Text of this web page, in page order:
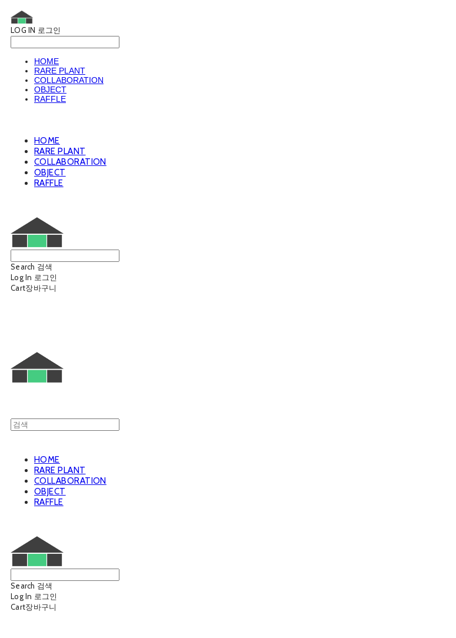
LOG IN 로그인
HOME
RARE PLANT
COLLABORATION
OBJECT
RAFFLE
HOME
RARE PLANT
COLLABORATION
OBJECT
RAFFLE
Search 검색
Log In 로그인
Cart장바구니
HOME
RARE PLANT
COLLABORATION
OBJECT
RAFFLE
Search 검색
Log In 로그인
Cart장바구니